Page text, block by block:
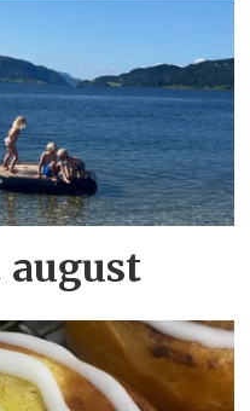
august